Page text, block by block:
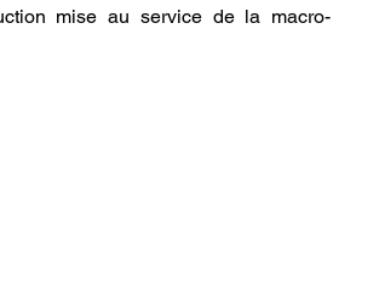
mise au service de la macro-